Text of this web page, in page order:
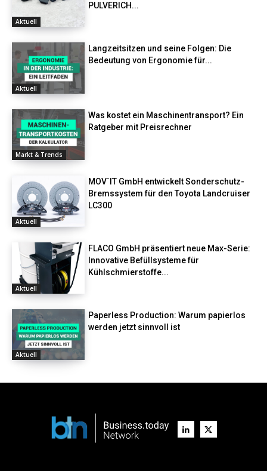
Aktuell
PULVERICH...
Aktuell
Langzeitsitzen und seine Folgen: Die
Bedeutung von Ergonomie für...
Markt & Trends
Was kostet ein Maschinentransport? Ein
Ratgeber mit Preisrechner
Aktuell
MOV´IT GmbH entwickelt Sonderschutz-
Bremssystem für den Toyota Landcruiser
LC300
Aktuell
FLACO GmbH präsentiert neue Max-Serie:
Innovative Befüllsysteme für
Kühlschmierstoffe...
Aktuell
Paperless Production: Warum papierlos
werden jetzt sinnvoll ist